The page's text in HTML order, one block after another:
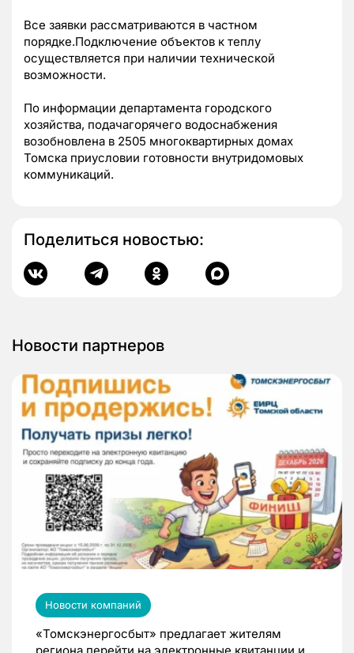
Все заявки рассматриваются в частном
порядке.Подключение объектов к теплу
осуществляется при наличии технической
возможности.
По информации департамента городского
хозяйства, подачагорячего водоснабжения
возобновлена в 2505 многоквартирных домах
Томска приусловии готовности внутридомовых
коммуникаций.
Поделиться новостью:
Новости партнеров
Новости компаний
«Томскэнергосбыт» предлагает жителям